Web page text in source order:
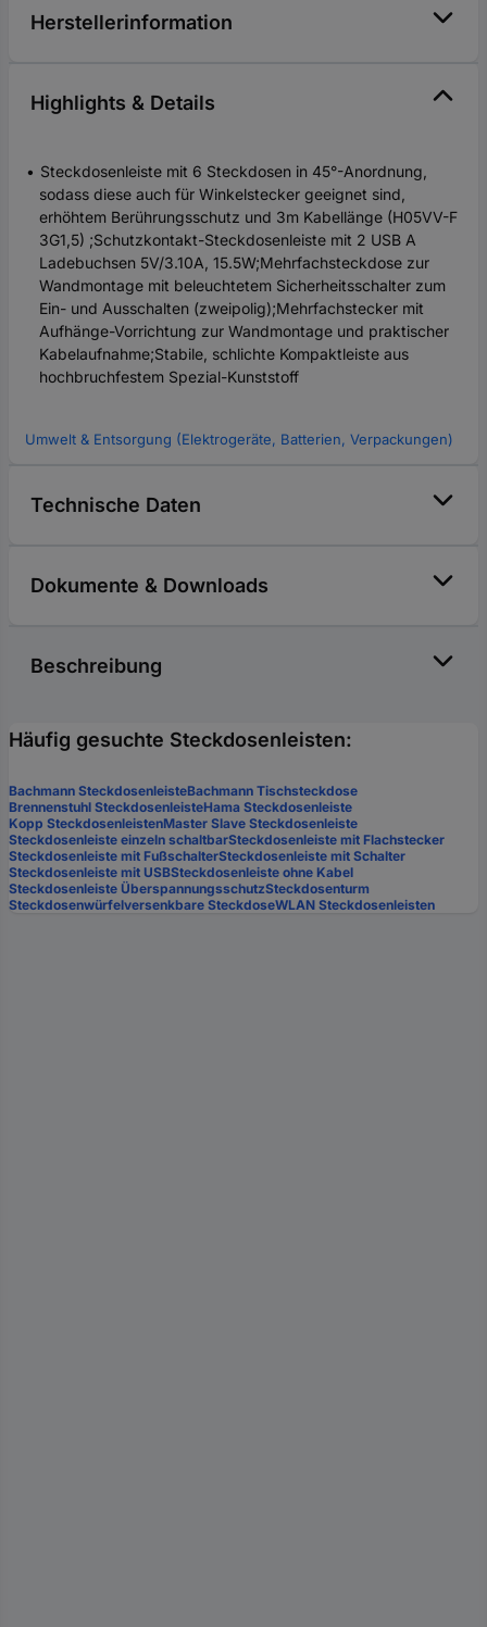
Herstellerinformation
Highlights & Details
Steckdosenleiste mit 6 Steckdosen in 45°-Anordnung,
sodass diese auch für Winkelstecker geeignet sind,
erhöhtem Berührungsschutz und 3m Kabellänge (H05VV-F
3G1,5) ;Schutzkontakt-Steckdosenleiste mit 2 USB A
Ladebuchsen 5V/3.10A, 15.5W;Mehrfachsteckdose zur
Wandmontage mit beleuchtetem Sicherheitsschalter zum
Ein- und Ausschalten (zweipolig);Mehrfachstecker mit
Aufhänge-Vorrichtung zur Wandmontage und praktischer
Kabelaufnahme;Stabile, schlichte Kompaktleiste aus
hochbruchfestem Spezial-Kunststoff
Umwelt & Entsorgung (Elektrogeräte, Batterien, Verpackungen)
Technische Daten
Dokumente & Downloads
Beschreibung
Häufig gesuchte Steckdosenleisten:
Bachmann SteckdosenleisteBachmann Tischsteckdose
Brennenstuhl SteckdosenleisteHama Steckdosenleiste
Kopp SteckdosenleistenMaster Slave Steckdosenleiste
Steckdosenleiste einzeln schaltbarSteckdosenleiste mit Flachstecker
Steckdosenleiste mit FußschalterSteckdosenleiste mit Schalter
Steckdosenleiste mit USBSteckdosenleiste ohne Kabel
Steckdosenleiste ÜberspannungsschutzSteckdosenturm
Steckdosenwürfelversenkbare SteckdoseWLAN Steckdosenleisten